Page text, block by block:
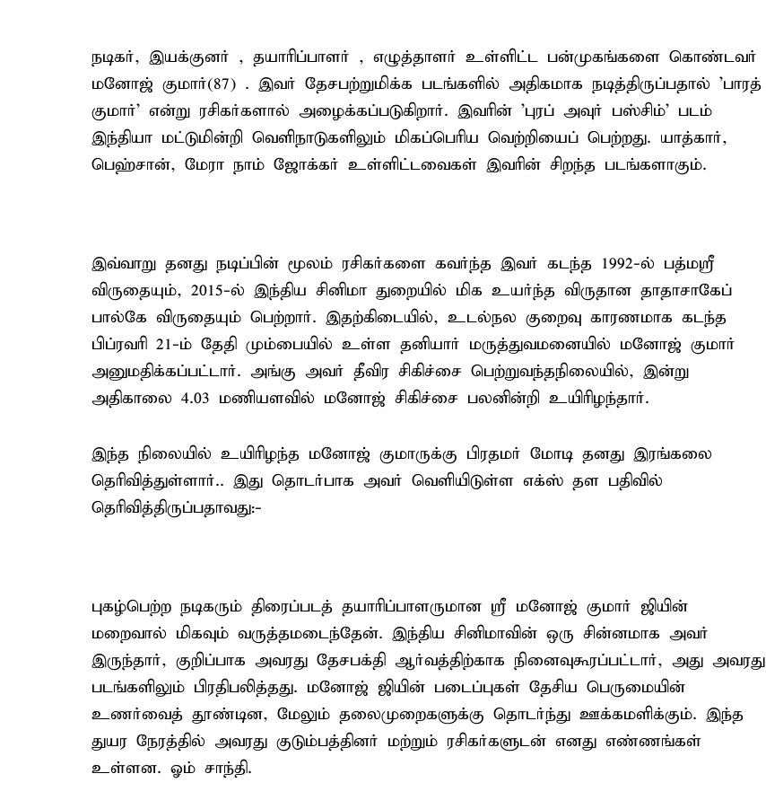
நடிகர், இயக்குனர் , தயாரிப்பாளர் , எழுத்தாளர் உள்ளிட்ட பன்முகங்களை கொண்டவர்
மனோஜ் குமார்(87) . இவர் தேசபற்றுமிக்க படங்களில் அதிகமாக நடித்திருப்பதால் 'பாரத்
குமார்' என்று ரசிகர்களால் அழைக்கப்படுகிறார். இவரின் 'புரப் அவுர் பஸ்சிம்' படம்
இந்தியா மட்டுமின்றி வெளிநாடுகளிலும் மிகப்பெரிய வெற்றியைப் பெற்றது. யாத்கார்,
பெஹ்சான், மேரா நாம் ஜோக்கர் உள்ளிட்டவைகள் இவரின் சிறந்த படங்களாகும்.
இவ்வாறு தனது நடிப்பின் மூலம் ரசிகர்களை கவர்ந்த இவர் கடந்த 1992-ல் பத்மஸ்ரீ
விருதையும், 2015-ல் இந்திய சினிமா துறையில் மிக உயர்ந்த விருதான தாதாசாகேப்
பால்கே விருதையும் பெற்றார். இதற்கிடையில், உடல்நல குறைவு காரணமாக கடந்த
பிப்ரவரி 21-ம் தேதி மும்பையில் உள்ள தனியார் மருத்துவமனையில் மனோஜ் குமார்
அனுமதிக்கப்பட்டார். அங்கு அவர் தீவிர சிகிச்சை பெற்றுவந்தநிலையில், இன்று
அதிகாலை 4.03 மணியளவில் மனோஜ் சிகிச்சை பலனின்றி உயிரிழந்தார்.
இந்த நிலையில் உயிரிழந்த மனோஜ் குமாருக்கு பிரதமர் மோடி தனது இரங்கலை
தெரிவித்துள்ளார்.. இது தொடர்பாக அவர் வெளியிடுள்ள எக்ஸ் தள பதிவில்
தெரிவித்திருப்பதாவது:-
புகழ்பெற்ற நடிகரும் திரைப்படத் தயாரிப்பாளருமான ஸ்ரீ மனோஜ் குமார் ஜியின்
மறைவால் மிகவும் வருத்தமடைந்தேன். இந்திய சினிமாவின் ஒரு சின்னமாக அவர்
இருந்தார், குறிப்பாக அவரது தேசபக்தி ஆர்வத்திற்காக நினைவுகூரப்பட்டார், அது அவரது
படங்களிலும் பிரதிபலித்தது. மனோஜ் ஜியின் படைப்புகள் தேசிய பெருமையின்
உணர்வைத் தூண்டின, மேலும் தலைமுறைகளுக்கு தொடர்ந்து ஊக்கமளிக்கும். இந்த
துயர நேரத்தில் அவரது குடும்பத்தினர் மற்றும் ரசிகர்களுடன் எனது எண்ணங்கள்
உள்ளன. ஓம் சாந்தி.